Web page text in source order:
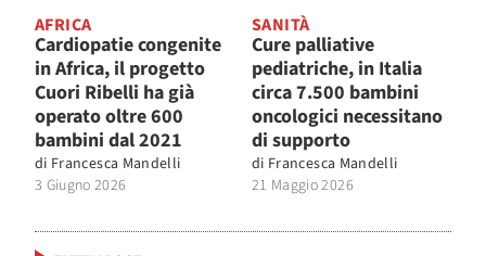
AFRICA
Cardiopatie congenite
in Africa, il progetto
Cuori Ribelli ha già
operato oltre 600
bambini dal 2021
di Francesca Mandelli
3 Giugno 2026
SANITÀ
Cure palliative
pediatriche, in Italia
circa 7.500 bambini
oncologici necessitano
di supporto
di Francesca Mandelli
21 Maggio 2026